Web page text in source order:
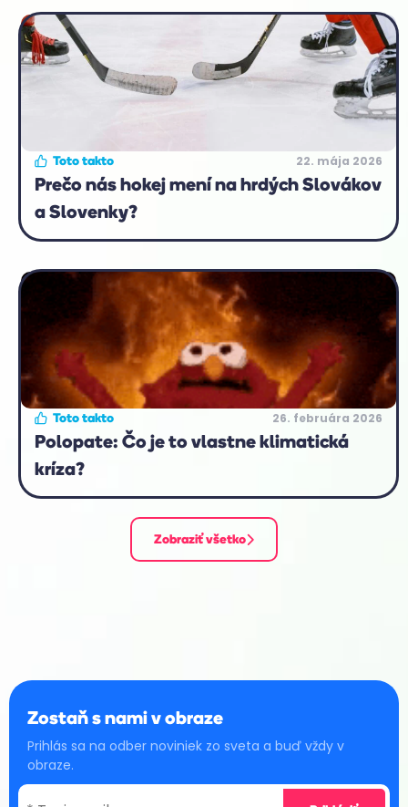
Toto takto 22. mája 2026
Prečo nás hokej mení na hrdých Slovákov
a Slovenky?
Toto takto 26. februára 2026
Polopate: Čo je to vlastne klimatická
kríza?
Zobraziť všetko
Zostaň s nami v obraze
Prihlás sa na odber noviniek zo sveta a buď vždy v
obraze.